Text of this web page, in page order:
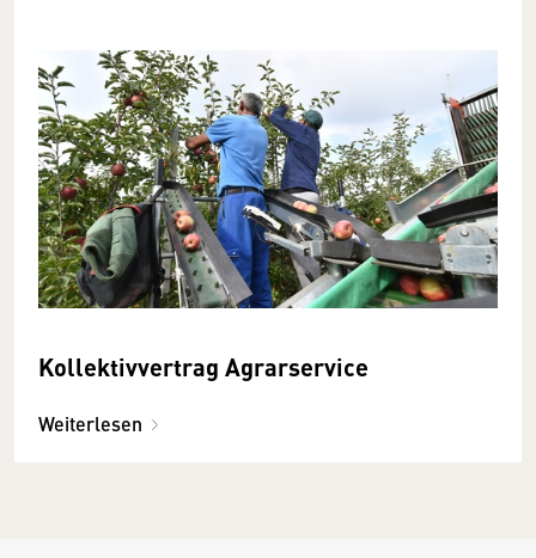
Kollektivvertrag Agrarservice
Weiterlesen